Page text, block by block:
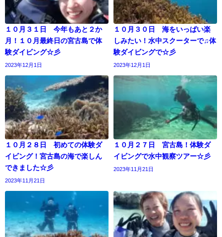
１０月３１日 今年もあと２か
月！１０月最終日の宮古島で体
験ダイビング☆彡
2023年12月1日
１０月３０日 海をいっぱい楽
しみたい！水中スクーターで♫体
験ダイビングで☆彡
2023年12月1日
１０月２８日 初めての体験ダ
イビング！宮古島の海で楽しん
できました☆彡
2023年11月21日
１０月２７日 宮古島！体験ダ
イビングで水中観察ツアー☆彡
2023年11月21日